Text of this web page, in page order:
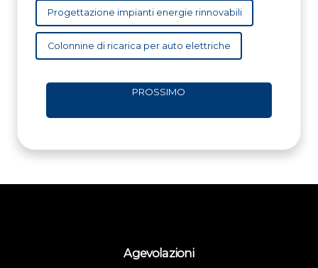
Progettazione impianti energie rinnovabili
Colonnine di ricarica per auto elettriche
PROSSIMO
Agevolazioni